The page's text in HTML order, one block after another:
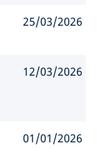
25/03/2026
12/03/2026
01/01/2026